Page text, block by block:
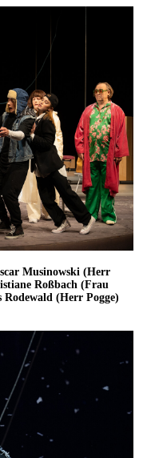
Musinowski (Herr
Roßbach (Frau
(Herr Pogge)